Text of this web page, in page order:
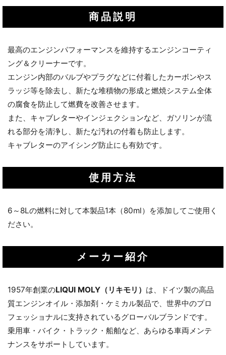
商品説明
最高のエンジンパフォーマンスを維持するエンジンコーティ
ング＆クリーナーです。
エンジン内部のバルブやプラグなどに付着したカーボンやス
ラッジ等を除去し、新たな堆積物の形成と燃焼システム全体
の腐食を防止して燃費を改善させます。
また、キャブレターやインジェクションなど、ガソリンが流
れる部分を清浄し、新たな汚れの付着も防止します。
キャブレターのアイシング防止にも有効です。
使用方法
6～8Lの燃料に対して本製品1本（80ml）を添加してご使用く
ださい。
メーカー紹介
1957年創業のLIQUI MOLY（リキモリ） は、ドイツ製の高品
質エンジンオイル・添加剤・ケミカル製品で、世界中のプロ
フェッショナルに支持されているグローバルブランドです。
乗用車・バイク・トラック・船舶など、あらゆる車両メンテ
ナンスをサポートしています。